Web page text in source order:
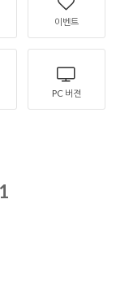
이벤트
PC 버젼